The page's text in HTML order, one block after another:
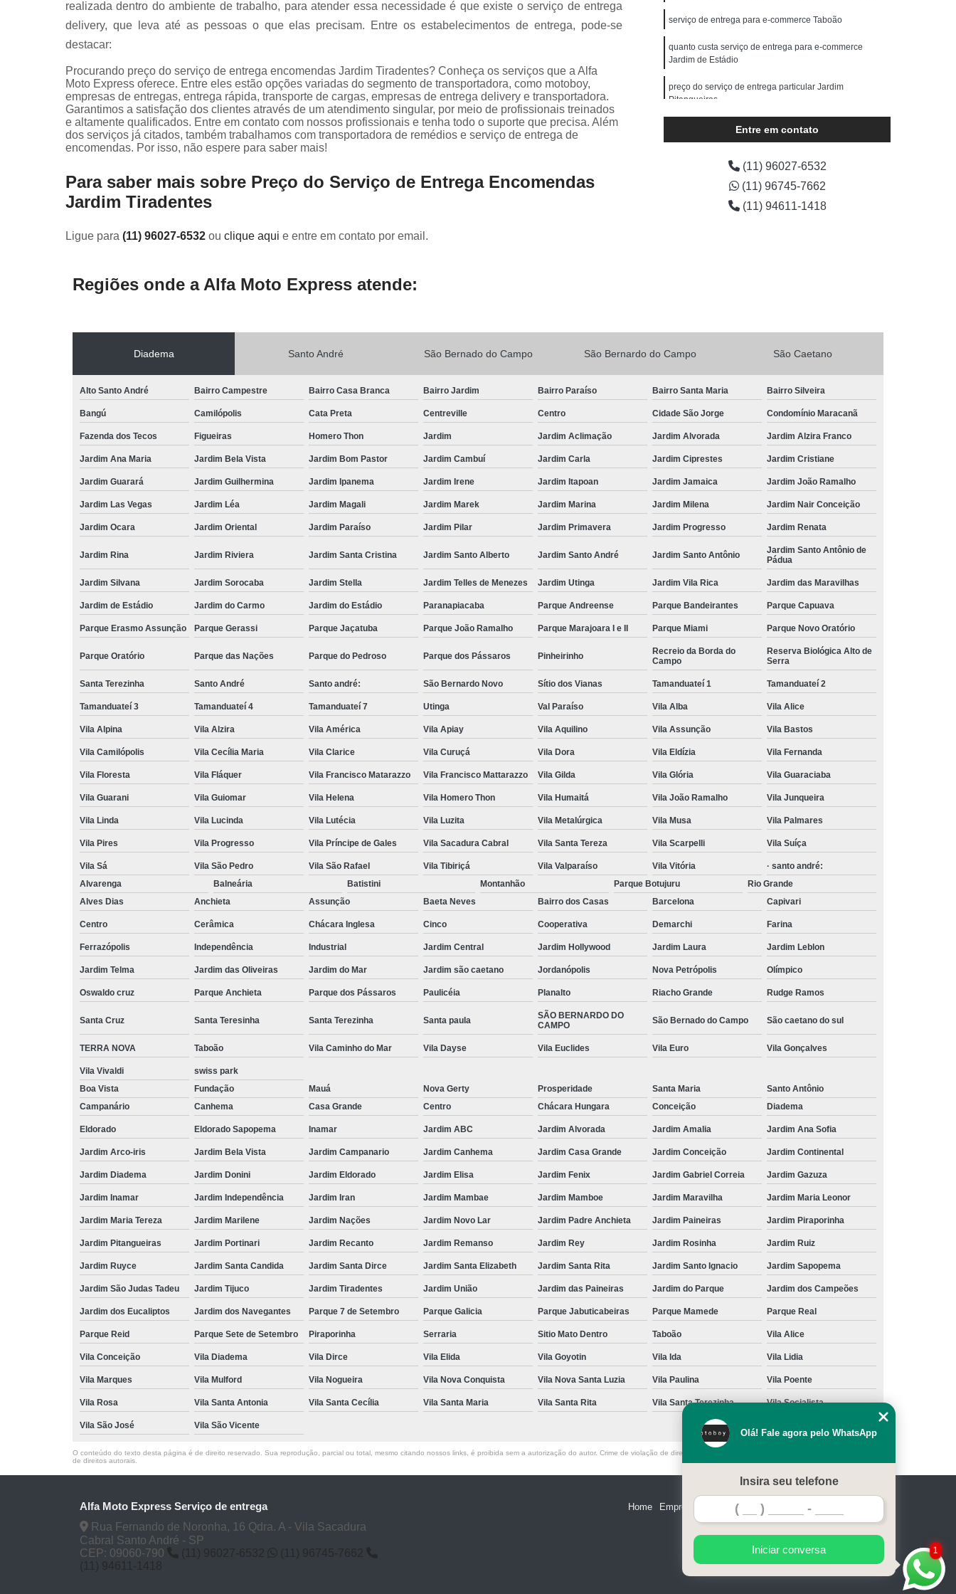
Serviço de Entrega para E-commerce
Transportadora de Documentos
Transportadora de E-commerce
Transportadora de Encomendas
Transportadora de Frete
Transportadora de Moto
Transportadora de Objetos Pequenos
Transportadora de Pequenos Volumes
Transportadora de Remédios
Transportadora para E-commerce
Transporte de Carga Compartilhada
Transporte de Carga em Motocicleta
Transporte de Carga Individual
realizada dentro do ambiente de trabalho, para atender essa necessidade é que existe o serviço de entrega
delivery, que leva até as pessoas o que elas precisam. Entre os estabelecimentos de entrega, pode-se
destacar:
Procurando preço do serviço de entrega encomendas Jardim Tiradentes? Conheça os serviços que a Alfa
Moto Express oferece. Entre eles estão opções variadas do segmento de transportadora, como motoboy,
empresas de entregas, entrega rápida, transporte de cargas, empresas de entrega delivery e transportadora.
Garantimos a satisfação dos clientes através de um atendimento singular, por meio de profissionais treinados
e altamente qualificados. Entre em contato com nossos profissionais e tenha todo o suporte que precisa. Além
dos serviços já citados, também trabalhamos com transportadora de remédios e serviço de entrega de
encomendas. Por isso, não espere para saber mais!
Para saber mais sobre Preço do Serviço de Entrega Encomendas
Jardim Tiradentes
Ligue para (11) 96027-6532 ou clique aqui e entre em contato por email.
serviço de entrega para e-commerce Taboão
quanto custa serviço de entrega para e-commerce
Jardim de Estádio
preço do serviço de entrega particular Jardim
Pitangueiras
preço do serviço de entrega fiorino Jardim Amalia
Entre em contato
(11) 96027-6532
(11) 96745-7662
(11) 94611-1418
Regiões onde a Alfa Moto Express atende:
Diadema Santo André São Bernado do Campo São Bernardo do Campo São Caetano
Alto Santo André Bairro Campestre Bairro Casa Branca Bairro Jardim Bairro Paraíso Bairro Santa Maria Bairro Silveira
Bangú Camilópolis Cata Preta Centreville Centro Cidade São Jorge Condomínio Maracanã
Fazenda dos Tecos Figueiras Homero Thon Jardim Jardim Aclimação Jardim Alvorada Jardim Alzira Franco
Jardim Ana Maria Jardim Bela Vista Jardim Bom Pastor Jardim Cambuí Jardim Carla Jardim Ciprestes Jardim Cristiane
Jardim Guarará Jardim Guilhermina Jardim Ipanema Jardim Irene Jardim Itapoan Jardim Jamaica Jardim João Ramalho
Jardim Las Vegas Jardim Léa Jardim Magali Jardim Marek Jardim Marina Jardim Milena Jardim Nair Conceição
Jardim Ocara Jardim Oriental Jardim Paraíso Jardim Pilar Jardim Primavera Jardim Progresso Jardim Renata
Jardim Rina Jardim Riviera Jardim Santa Cristina Jardim Santo Alberto Jardim Santo André Jardim Santo Antônio
Jardim Santo Antônio de
Pádua
Jardim Silvana Jardim Sorocaba Jardim Stella Jardim Telles de Menezes Jardim Utinga Jardim Vila Rica Jardim das Maravilhas
Jardim de Estádio Jardim do Carmo Jardim do Estádio Paranapiacaba Parque Andreense Parque Bandeirantes Parque Capuava
Parque Erasmo Assunção Parque Gerassi Parque Jaçatuba Parque João Ramalho Parque Marajoara I e II Parque Miami Parque Novo Oratório
Parque Oratório Parque das Nações Parque do Pedroso Parque dos Pássaros Pinheirinho
Recreio da Borda do
Campo
Reserva Biológica Alto de
Serra
Santa Terezinha Santo André Santo andré: São Bernardo Novo Sítio dos Vianas Tamanduateí 1 Tamanduateí 2
Tamanduateí 3 Tamanduateí 4 Tamanduateí 7 Utinga Val Paraíso Vila Alba Vila Alice
Vila Alpina Vila Alzira Vila América Vila Apiay Vila Aquilino Vila Assunção Vila Bastos
Vila Camilópolis Vila Cecília Maria Vila Clarice Vila Curuçá Vila Dora Vila Eldízia Vila Fernanda
Vila Floresta Vila Fláquer Vila Francisco Matarazzo Vila Francisco Mattarazzo Vila Gilda Vila Glória Vila Guaraciaba
Vila Guarani Vila Guiomar Vila Helena Vila Homero Thon Vila Humaitá Vila João Ramalho Vila Junqueira
Vila Linda Vila Lucinda Vila Lutécia Vila Luzita Vila Metalúrgica Vila Musa Vila Palmares
Vila Pires Vila Progresso Vila Príncipe de Gales Vila Sacadura Cabral Vila Santa Tereza Vila Scarpelli Vila Suíça
Vila Sá Vila São Pedro Vila São Rafael Vila Tibiriçá Vila Valparaíso Vila Vitória
· santo andré:
Alvarenga
Balneária Batistini Montanhão Parque Botujuru
Rio Grande
Alves Dias
Anchieta Assunção Baeta Neves Bairro dos Casas Barcelona Capivari
Centro Cerâmica Chácara Inglesa Cinco Cooperativa Demarchi Farina
Ferrazópolis Independência Industrial Jardim Central Jardim Hollywood Jardim Laura Jardim Leblon
Jardim Telma Jardim das Oliveiras Jardim do Mar Jardim são caetano Jordanópolis Nova Petrópolis Olímpico
Oswaldo cruz Parque Anchieta Parque dos Pássaros Paulicéia Planalto Riacho Grande Rudge Ramos
Santa Cruz Santa Teresinha Santa Terezinha Santa paula
SÃO BERNARDO DO
CAMPO
São Bernado do Campo São caetano do sul
TERRA NOVA Taboão Vila Caminho do Mar Vila Dayse Vila Euclides Vila Euro Vila Gonçalves
Vila Vivaldi
swiss park
Boa Vista
Fundação Mauá Nova Gerty Prosperidade Santa Maria
Santo Antônio
Campanário
Canhema Casa Grande Centro Chácara Hungara Conceição Diadema
Eldorado Eldorado Sapopema Inamar Jardim ABC Jardim Alvorada Jardim Amalia Jardim Ana Sofia
Jardim Arco-iris Jardim Bela Vista Jardim Campanario Jardim Canhema Jardim Casa Grande Jardim Conceição Jardim Continental
Jardim Diadema Jardim Donini Jardim Eldorado Jardim Elisa Jardim Fenix Jardim Gabriel Correia Jardim Gazuza
Jardim Inamar Jardim Independência Jardim Iran Jardim Mambae Jardim Mamboe Jardim Maravilha Jardim Maria Leonor
Jardim Maria Tereza Jardim Marilene Jardim Nações Jardim Novo Lar Jardim Padre Anchieta Jardim Paineiras Jardim Piraporinha
Jardim Pitangueiras Jardim Portinari Jardim Recanto Jardim Remanso Jardim Rey Jardim Rosinha Jardim Ruiz
Jardim Ruyce Jardim Santa Candida Jardim Santa Dirce Jardim Santa Elizabeth Jardim Santa Rita Jardim Santo Ignacio Jardim Sapopema
Jardim São Judas Tadeu Jardim Tijuco Jardim Tiradentes Jardim União Jardim das Paineiras Jardim do Parque Jardim dos Campeões
Jardim dos Eucaliptos Jardim dos Navegantes Parque 7 de Setembro Parque Galicia Parque Jabuticabeiras Parque Mamede Parque Real
Parque Reid Parque Sete de Setembro Piraporinha Serraria Sitio Mato Dentro Taboão Vila Alice
Vila Conceição Vila Diadema Vila Dirce Vila Elida Vila Goyotin Vila Ida Vila Lidia
Vila Marques Vila Mulford Vila Nogueira Vila Nova Conquista Vila Nova Santa Luzia Vila Paulina Vila Poente
Vila Rosa Vila Santa Antonia Vila Santa Cecília Vila Santa Maria Vila Santa Rita Vila Santa Terezinha Vila Socialista
Vila São José Vila São Vicente
O conteúdo do texto desta página é de direito reservado. Sua reprodução, parcial ou total, mesmo citando nossos links, é proibida sem a autorização do autor. Crime de violação de direito autoral – artigo 184 do Código Penal –
de direitos autorais
Alfa Moto Express Serviço de entrega
Rua Fernando de Noronha, 16 Qdra. A - Vila Sacadura
Cabral Santo André - SP
CEP: 09060-790
(11) 96027-6532
(11) 96745-7662
(11) 94611-1418
Home Empresa Serviços Contato
1
Olá! Fale agora pelo WhatsApp
Insira seu telefone
Iniciar conversa